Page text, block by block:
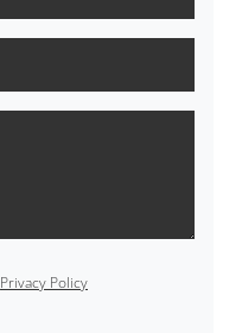
Privacy Policy